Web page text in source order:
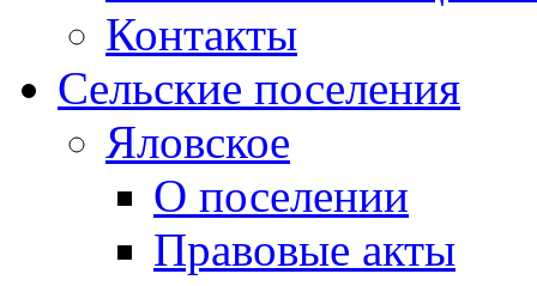
Контакты
Сельские поселения
Яловское
О поселении
Правовые акты